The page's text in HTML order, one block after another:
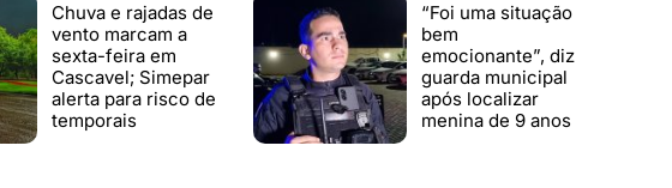
Chuva e rajadas de
vento marcam a
sexta-feira em
Cascavel; Simepar
alerta para risco de
temporais
“Foi uma situação
bem
emocionante”, diz
guarda municipal
após localizar
menina de 9 anos